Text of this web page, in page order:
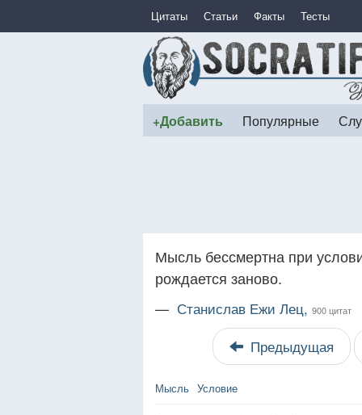
Цитаты Статьи Факты Тесты
+Добавить Популярные
Мысль бессмертна при
рождается заново.
— Станислав Ежи Лец, 900 цитат
Предыдущая
Мысль Условие